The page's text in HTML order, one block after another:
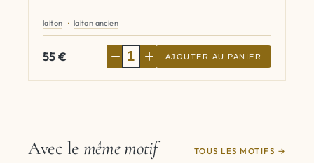
laiton laiton ancien
55€ − + AJOUTER AU PANIER
Avec le même motif TOUS LES MOTIFS